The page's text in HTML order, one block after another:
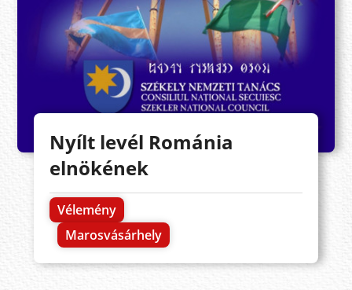
Nyílt levél Románia
elnökének
Vélemény
Marosvásárhely